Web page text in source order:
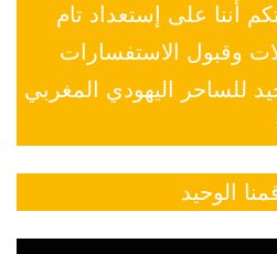
أننا على إستعداد تام
وقبول الاستفسارات
للساحر اليهودي المغربي
الوحيد